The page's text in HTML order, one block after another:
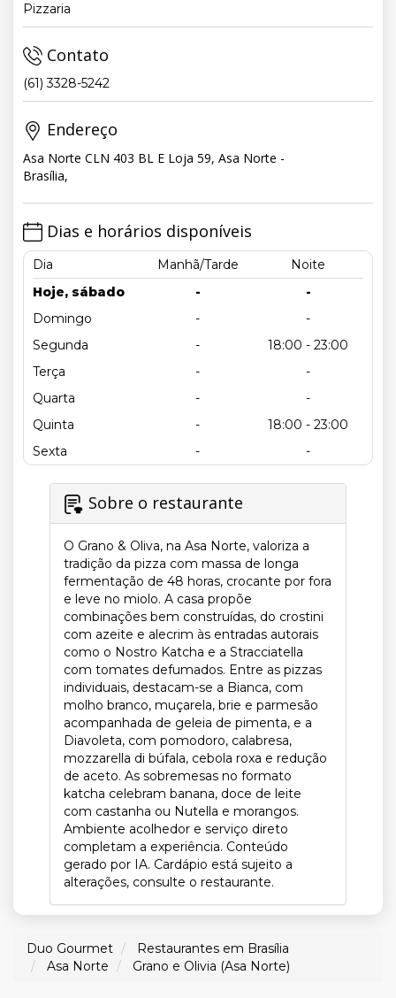
Pizzaria
Contato
(61) 3328-5242
Endereço
Asa Norte CLN 403 BL E Loja 59, Asa Norte -
Brasília,
Dias e horários disponíveis
Dia Manhã/Tarde
Noite
Hoje, sábado
-
-
Domingo
-
-
Segunda
-
18:00 - 23:00
Terça
-
-
Quarta
-
-
Quinta
-
18:00 - 23:00
Sexta
- -
Sobre o restaurante
O Grano & Oliva, na Asa Norte, valoriza a
tradição da pizza com massa de longa
fermentação de 48 horas, crocante por fora
e leve no miolo. A casa propõe
combinações bem construídas, do crostini
com azeite e alecrim às entradas autorais
como o Nostro Katcha e a Stracciatella
com tomates defumados. Entre as pizzas
individuais, destacam-se a Bianca, com
molho branco, muçarela, brie e parmesão
acompanhada de geleia de pimenta, e a
Diavoleta, com pomodoro, calabresa,
mozzarella di búfala, cebola roxa e redução
de aceto. As sobremesas no formato
katcha celebram banana, doce de leite
com castanha ou Nutella e morangos.
Ambiente acolhedor e serviço direto
completam a experiência. Conteúdo
gerado por IA. Cardápio está sujeito a
alterações, consulte o restaurante.
Duo Gourmet
Restaurantes em Brasília
Asa Norte
Grano e Olivia (Asa Norte)